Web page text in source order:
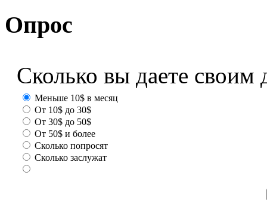
Опрос
Сколько вы даете своим
Меньше 10$ в месяц
От 10$ до 30$
От 30$ до 50$
От 50$ и более
Сколько попросят
Сколько заслужат